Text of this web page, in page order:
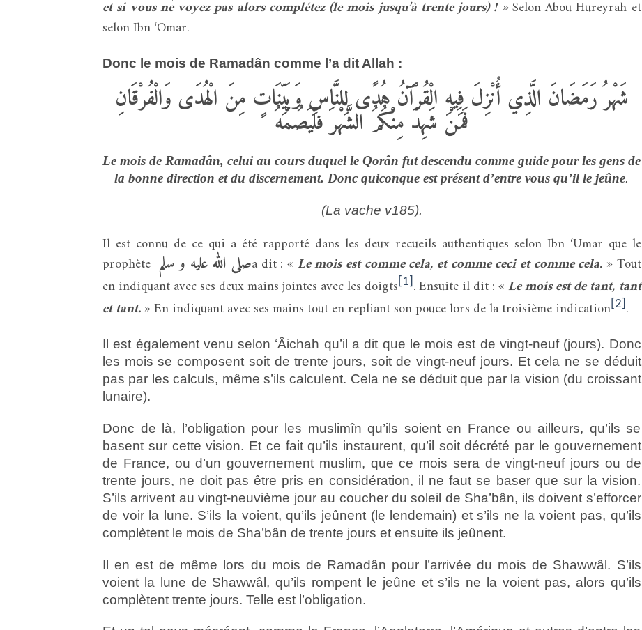
et si vous ne voyez pas alors complétez (le mois jusqu’à trente jours) ! »Selon Abou Hureyrah et
selon Ibn ‘Omar.
Donc le mois de Ramadân comme l’a dit Allah :
شَهْرُ رَمَضَانَ الَّذِي أُنْزِلَ فِيهِ الْقُرْآَنُ هُدًى لِلنَّاسِ وَبَيِّنَاتٍ مِنَ الْهُدَى وَالْفُرْقَانِ
فَمَنْ شَهِدَ مِنْكُمُ الشَّهْرَ فَلْيَصُمْهُ
Le mois de Ramadân, celui au cours duquel le Qorân fut descendu comme guide pour les gens de
la bonne direction et du discernement. Donc quiconque est présent d’entre vous qu’il le jeûne.
(La vache v185).
Il est connu de ce qui a été rapporté dans les deux recueils authentiques selon Ibn ‘Umar que le
prophète صلى الله عليه و سلمa dit : « Le mois est comme cela, et comme ceci et comme cela. » Tout
en indiquant avec ses deux mains jointes avec les doigts [1] . Ensuite il dit : «Le mois est de tant, tant
et tant.» En indiquant avec ses mains tout en repliant son pouce lors de la troisième indication [2] .
Il est également venu selon ‘Âichah qu’il a dit que le mois est de vingt-neuf (jours). Donc
les mois se composent soit de trente jours, soit de vingt-neuf jours. Et cela ne se déduit
pas par les calculs, même s’ils calculent. Cela ne se déduit que par la vision (du croissant
lunaire).
Donc de là, l’obligation pour les muslimîn qu’ils soient en France ou ailleurs, qu’ils se
basent sur cette vision. Et ce fait qu’ils instaurent, qu’il soit décrété par le gouvernement
de France, ou d’un gouvernement muslim, que ce mois sera de vingt-neuf jours ou de
trente jours, ne doit pas être pris en considération, il ne faut se baser que sur la vision.
S’ils arrivent au vingt-neuvième jour au coucher du soleil de Sha’bân, ils doivent s’efforcer
de voir la lune. S’ils la voient, qu’ils jeûnent (le lendemain) et s’ils ne la voient pas, qu’ils
complètent le mois de Sha’bân de trente jours et ensuite ils jeûnent.
Il en est de même lors du mois de Ramadân pour l’arrivée du mois de Shawwâl. S’ils
voient la lune de Shawwâl, qu’ils rompent le jeûne et s’ils ne la voient pas, alors qu’ils
complètent trente jours. Telle est l’obligation.